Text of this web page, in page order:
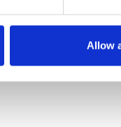
Allow